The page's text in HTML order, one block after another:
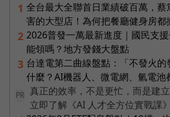
1 全台最大全聯首日業績破百萬，蔡
害的大型店！為何把餐廳健身房都
2 2026普發一萬最新進度｜國民支
能領嗎？地方發錢大盤點
3 台達電第二曲線盤點：「不發火的
什麼？AI機器人、微電網、氫電池
PR
真正的效率，不是更忙，而是建
立即了解《AI 人才全方位實戰課》